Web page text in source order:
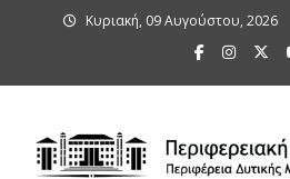
Κυριακή, 09 Αυγούστου, 2026